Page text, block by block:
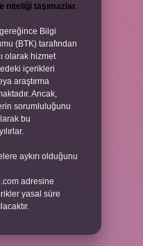
niteliği taşımazlar.
Bilgi
(BTK) tarafından
olarak hizmet
içerikleri
araştırma
Ancak,
sorumluluğunu
bu
aykırı olduğunu
adresine
yasal süre